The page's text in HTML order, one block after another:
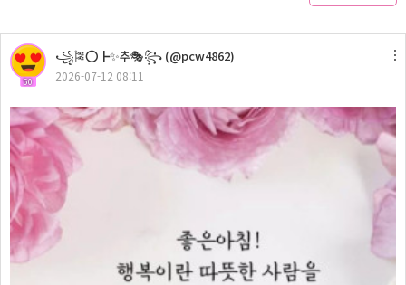
금잔디 - 나를 살게하는 사랑 (아추라이브)
50
꧁🎏⭕┣✨추🎭꧂ (@pcw4862)
2026-07-12 08:11